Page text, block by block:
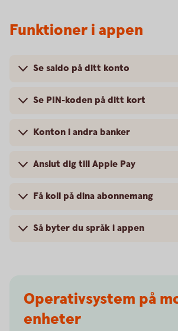
Funktioner i appen
Se saldo på ditt konto
Se PIN-koden på ditt kort
Konton i andra banker
Anslut dig till Apple Pay
Få koll på dina abonnemang
Så byter du språk i appen
Operativsystem på
enheter